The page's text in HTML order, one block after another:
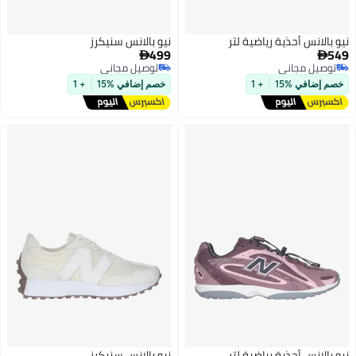
رياضية لتر
+ 1
نيو بالانس سنيكرز
499
توصيل مجاني
توصيل مجاني
خصم إضافي %15 + 1